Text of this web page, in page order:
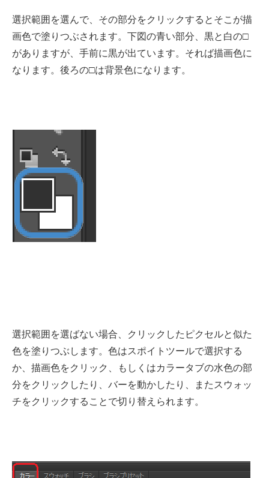
選択範囲を選んで、その部分をクリックするとそこが描
画色で塗りつぶされます。下図の青い部分、黒と白の□
がありますが、手前に黒が出ています。それば描画色に
なります。後ろの□は背景色になります。
選択範囲を選ばない場合、クリックしたピクセルと似た
色を塗りつぶします。色はスポイトツールで選択する
か、描画色をクリック、もしくはカラータブの水色の部
分をクリックしたり、バーを動かしたり、またスウォッ
チをクリックすることで切り替えられます。